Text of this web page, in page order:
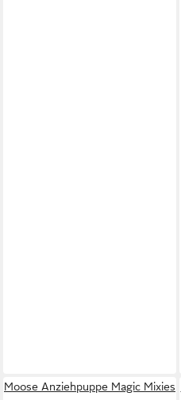
Moose Anziehpuppe Magic Mixies